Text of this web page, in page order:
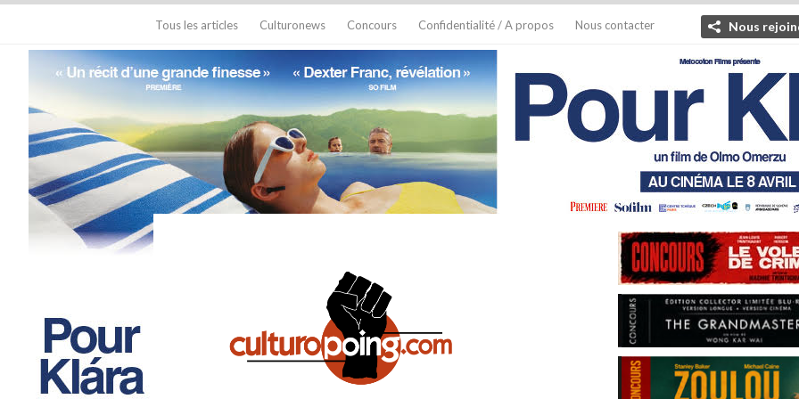
Tous les articles Culturonews Concours Confidentialité / A propos Nous contacter Nous